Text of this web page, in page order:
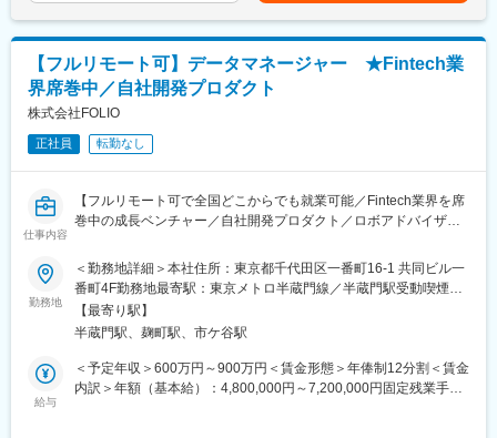
PayPayカードは"圧倒的なNo.1サービス"に向けて、これまで以上
にグループ各社との連携を強化しながらクレジットカード事業の
推進をしています。
ていくため、多面的にデータを活用し与信精度を向上させる取り
組みを継続的に行っています。今回は、与信精度の最適化に向け
変更の範囲：会社の定める業務
【フルリモート可】データマネージャー ★Fintech業
界席巻中／自社開発プロダクト
株式会社FOLIO
正社員 転勤なし
仕事内容
【フルリモート可で全国どこからでも就業可能／Fintech業界を席
巻中の成長ベンチャー／自社開発プロダクト／ロボアドバイザー
■業務概要：
2015年創業のオンライン証券会社で、toC/toB向け資産運用サービ
ス事業を軸に急成長中の当社。弊社ビジネスの拡大に伴い、各事
業を一層スケールするために、データ関連の利活用を主導するメ
ンバーを募集します。
■業務詳細：【変更の範囲：会社の定める業務】
勤務地
＜勤務地詳細＞本社住所：東京都千代田区一番町16-1 共同ビル一
番町4F勤務地最寄駅：東京メトロ半蔵門線／半蔵門駅受動喫煙対
策：屋内全面禁煙変更の範囲：会社の定める事業所（リモートワ
ーク含む）
【最寄り駅】
半蔵門駅、麹町駅、市ケ谷駅
給与
＜予定年収＞600万円～900万円＜賃金形態＞年俸制12分割＜賃金
内訳＞年額（基本給）：4,800,000円～7,200,000円固定残業手当/